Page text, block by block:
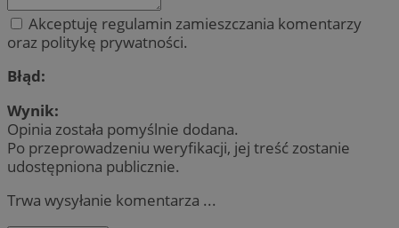
Akceptuję regulamin zamieszczania komentarzy
oraz politykę prywatności.
Błąd:
Wynik:
Opinia została pomyślnie dodana.
Po przeprowadzeniu weryfikacji, jej treść zostanie
udostępniona publicznie.
Trwa wysyłanie komentarza ...